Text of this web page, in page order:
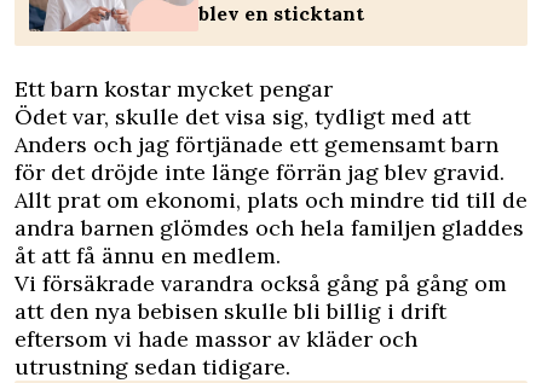
blev en sticktant
Ett barn kostar mycket pengar
Ödet var, skulle det visa sig, tydligt med att
Anders och jag förtjänade ett gemensamt barn
för det dröjde inte länge förrän jag blev gravid.
Allt prat om ekonomi, plats och mindre tid till de
andra barnen glömdes och hela familjen gladdes
åt att få ännu en medlem.
Vi försäkrade varandra också gång på gång om
att den nya bebisen skulle bli billig i drift
eftersom vi hade massor av kläder och
utrustning sedan tidigare.